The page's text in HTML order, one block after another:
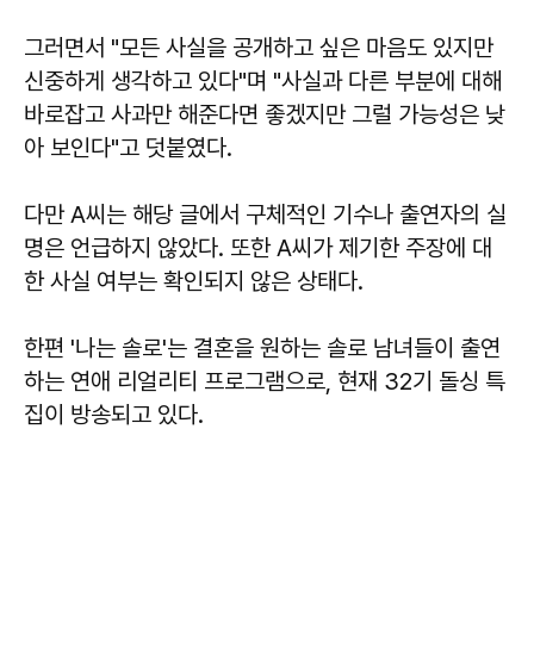
그러면서 "모든 사실을 공개하고 싶은 마음도 있지만
신중하게 생각하고 있다"며 "사실과 다른 부분에 대해
바로잡고 사과만 해준다면 좋겠지만 그럴 가능성은 낮
아 보인다"고 덧붙였다.
다만 A씨는 해당 글에서 구체적인 기수나 출연자의 실
명은 언급하지 않았다. 또한 A씨가 제기한 주장에 대
한 사실 여부는 확인되지 않은 상태다.
한편 '나는 솔로'는 결혼을 원하는 솔로 남녀들이 출연
하는 연애 리얼리티 프로그램으로, 현재 32기 돌싱 특
집이 방송되고 있다.